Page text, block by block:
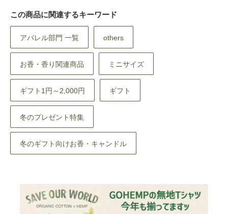
この商品に関連するキーワード
アパレル部門 一覧 others
お香・香り関連商品 ミニサイズ
ギフト1円～2,000円 ギフト
冬のプレゼント特集
冬のギフト向けお香・キャンドル